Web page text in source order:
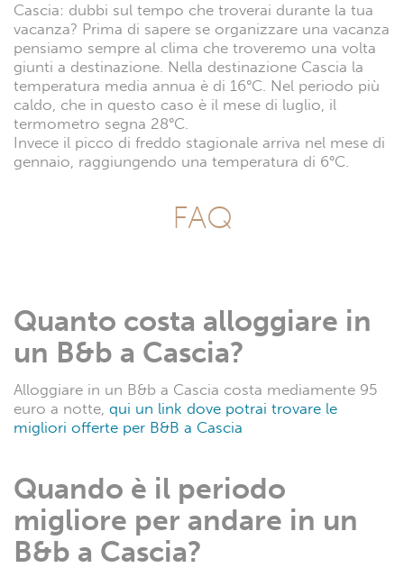
Cascia: dubbi sul tempo che troverai durante la tua
vacanza? Prima di sapere se organizzare una vacanza
pensiamo sempre al clima che troveremo una volta
giunti a destinazione. Nella destinazione Cascia la
temperatura media annua è di 16°C. Nel periodo più
caldo, che in questo caso è il mese di luglio, il
termometro segna 28°C.
Invece il picco di freddo stagionale arriva nel mese di
gennaio, raggiungendo una temperatura di 6°C.
FAQ
Quanto costa alloggiare in
un B&b a Cascia?
Alloggiare in un B&b a Cascia costa mediamente 95
euro a notte, qui un link dove potrai trovare le
migliori offerte per B&B a Cascia
Quando è il periodo
migliore per andare in un
B&b a Cascia?